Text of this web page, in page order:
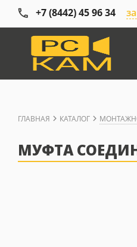
+7 (8442) 45 96 34
ГЛАВНАЯ КАТАЛОГ
МУФТА